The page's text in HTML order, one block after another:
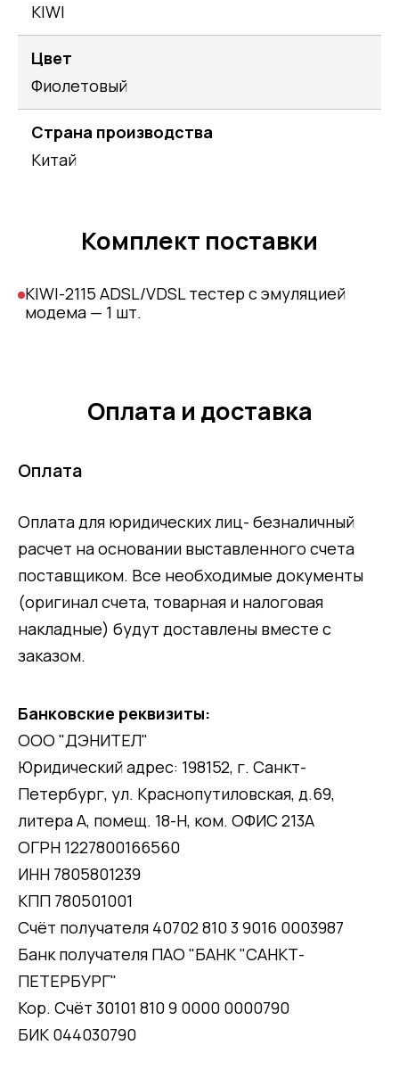
KIWI
Цвет
Фиолетовый
Страна производства
Китай
Комплект поставки
KIWI-2115 ADSL/VDSL тестер с эмуляцией
модема — 1 шт.
Оплата и доставка
Оплата
Оплата для юридических лиц- безналичный
расчет на основании выставленного счета
поставщиком. Все необходимые документы
(оригинал счета, товарная и налоговая
накладные) будут доставлены вместе с
заказом.
Банковские реквизиты:
ООО "ДЭНИТЕЛ"
Юридический адрес: 198152, г. Санкт-
Петербург, ул. Краснопутиловская, д.69,
литера А, помещ. 18-Н, ком. ОФИС 213А
ОГРН 1227800166560
ИНН 7805801239
КПП 780501001
Счёт получателя 40702 810 3 9016 0003987
Банк получателя ПАО "БАНК "САНКТ-
ПЕТЕРБУРГ"
Кор. Счёт 30101 810 9 0000 0000790
БИК 044030790